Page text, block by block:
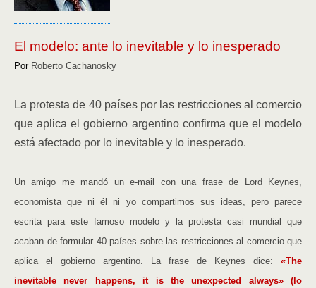
El modelo: ante lo inevitable y lo inesperado
Por Roberto Cachanosky
La protesta de 40 países por las restricciones al comercio
que aplica el gobierno argentino confirma que el modelo
está afectado por lo inevitable y lo inesperado.
Un amigo me mandó un e-mail con una frase de Lord Keynes,
economista que ni él ni yo compartimos sus ideas, pero parece
escrita para este famoso modelo y la protesta casi mundial que
acaban de formular 40 países sobre las restricciones al comercio que
aplica el gobierno argentino. La frase de Keynes dice: «The
inevitable never happens, it is the unexpected always» (lo